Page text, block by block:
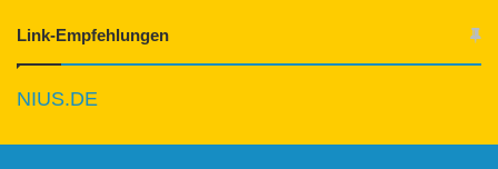
Link-Empfehlungen
NIUS.DE